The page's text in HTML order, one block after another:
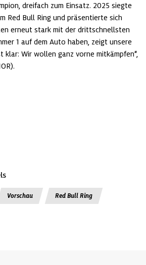
dreifach zum Einsatz. 2025 siegte
Red Bull Ring und präsentierte sich
erneut stark mit der drittschnellsten
1 auf dem Auto haben, zeigt unsere
klar: Wir wollen ganz vorne mitkämpfen“,
Vorschau Red Bull Ring